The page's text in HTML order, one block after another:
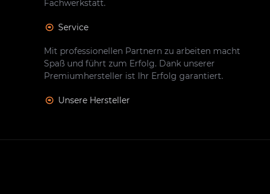
Fachwerkstatt.
Service
Mit professionellen Partnern zu arbeiten macht
Spaß und führt zum Erfolg. Dank unserer
Premiumhersteller ist Ihr Erfolg garantiert.
Unsere Hersteller